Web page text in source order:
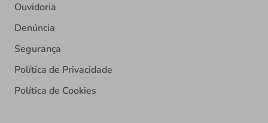
Ouvidoria
Denúncia
Segurança
Política de Privacidade
Política de Cookies